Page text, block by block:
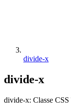
divide-x
divide-x
divide-x: Classe